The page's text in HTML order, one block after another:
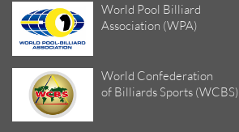
World Pool Billiard
Association (WPA)
World Confederation
of Billiards Sports (WCBS)